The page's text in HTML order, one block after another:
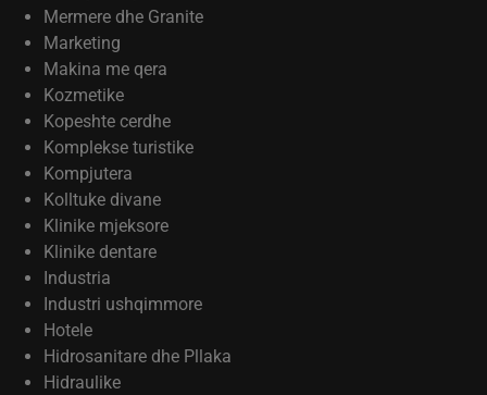
Mermere dhe Granite
Marketing
Makina me qera
Kozmetike
Kopeshte cerdhe
Komplekse turistike
Kompjutera
Kolltuke divane
Klinike mjeksore
Klinike dentare
Industria
Industri ushqimmore
Hotele
Hidrosanitare dhe Pllaka
Hidraulike